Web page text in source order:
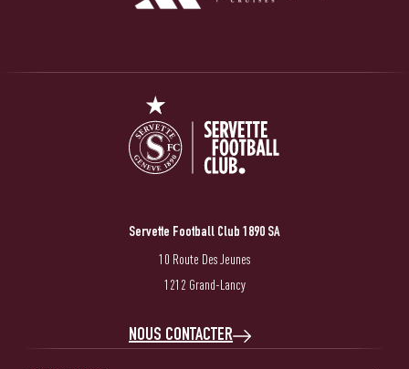
Servette Football Club 1890 SA
10 Route Des Jeunes
1212 Grand-Lancy
NOUS CONTACTER